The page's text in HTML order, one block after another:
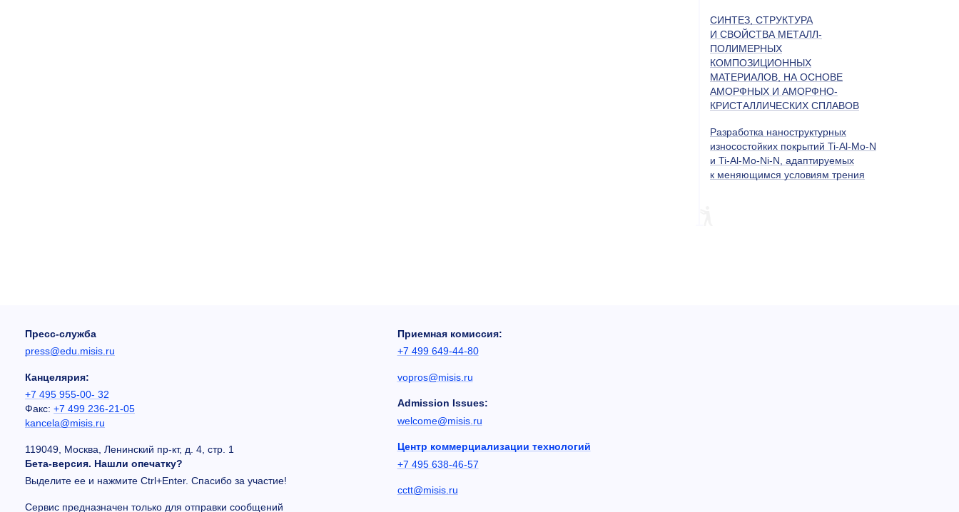
СИНТЕЗ, СТРУКТУРА
И СВОЙСТВА МЕТАЛЛ-
ПОЛИМЕРНЫХ
КОМПОЗИЦИОННЫХ
МАТЕРИАЛОВ, НА ОСНОВЕ
АМОРФНЫХ И АМОРФНО-
КРИСТАЛЛИЧЕСКИХ СПЛАВОВ
Разработка наноструктурных
износостойких покрытий Ti-Al-Mo-N
и Ti-Al-Mo-Ni-N, адаптируемых
к меняющимся условиям трения
Пресс-служба
press@edu.misis.ru
Канцелярия:
+7 495 955-00- 32
Факс: +7 499 236-21-05
kancela@misis.ru
119049, Москва, Ленинский пр-кт, д. 4, стр. 1
Бета-версия. Нашли опечатку?
Выделите ее и нажмите Ctrl+Enter. Спасибо за участие!
Сервис предназначен только для отправки сообщений
Приемная комиссия:
+7 499 649-44-80
vopros@misis.ru
Admission Issues:
welcome@misis.ru
Центр коммерциализации технологий
+7 495 638-46-57
cctt@misis.ru